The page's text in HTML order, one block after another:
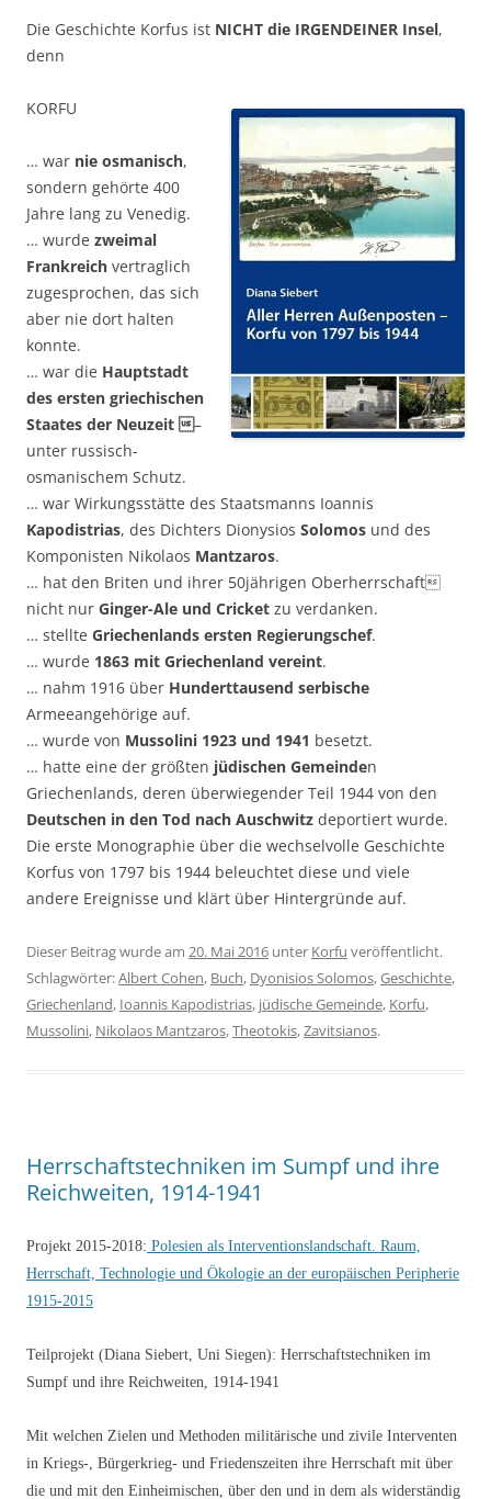
Die Geschichte Korfus ist NICHT die IRGENDEINER Insel,
denn
KORFU
… war nie osmanisch,
sondern gehörte 400
Jahre lang zu Venedig.
… wurde zweimal
Frankreich vertraglich
zugesprochen, das sich
aber nie dort halten
konnte.
… war die Hauptstadt
des ersten griechischen
Staates der Neuzeit –
unter russisch-
osmanischem Schutz.
… war Wirkungsstätte des Staatsmanns Ioannis
Kapodistrias, des Dichters Dionysios Solomos und des
Komponisten Nikolaos Mantzaros.
… hat den Briten und ihrer 50jährigen Oberherrschaft
nicht nur Ginger-Ale und Cricket zu verdanken.
… stellte Griechenlands ersten Regierungschef.
… wurde 1863 mit Griechenland vereint.
… nahm 1916 über Hunderttausend serbische
Armeeangehörige auf.
… wurde von Mussolini 1923 und 1941 besetzt.
… hatte eine der größten jüdischen Gemeinden
Griechenlands, deren überwiegender Teil 1944 von den
Deutschen in den Tod nach Auschwitz deportiert wurde.
Die erste Monographie über die wechselvolle Geschichte
Korfus von 1797 bis 1944 beleuchtet diese und viele
andere Ereignisse und klärt über Hintergründe auf.
Dieser Beitrag wurde am 20. Mai 2016 unter Korfu veröffentlicht.
Schlagwörter:Albert Cohen, Buch, Dyonisios Solomos,Geschichte,
Griechenland, Ioannis Kapodistrias, jüdische Gemeinde, Korfu,
Mussolini, Nikolaos Mantzaros,Theotokis,Zavitsianos.
Herrschaftstechniken im Sumpf und ihre
Reichweiten, 1914-1941
Projekt 2015-2018: Polesien als Interventionslandschaft. Raum,
Herrschaft, Technologie und Ökologie an der europäischen Peripherie
1915-2015
Teilprojekt (Diana Siebert, Uni Siegen): Herrschaftstechniken im
Sumpf und ihre Reichweiten, 1914-1941
Mit welchen Zielen und Methoden militärische und zivile Interventen
in Kriegs-, Bürgerkrieg- und Friedenszeiten ihre Herrschaft mit über
die und mit den Einheimischen, über den und in dem als widerständig